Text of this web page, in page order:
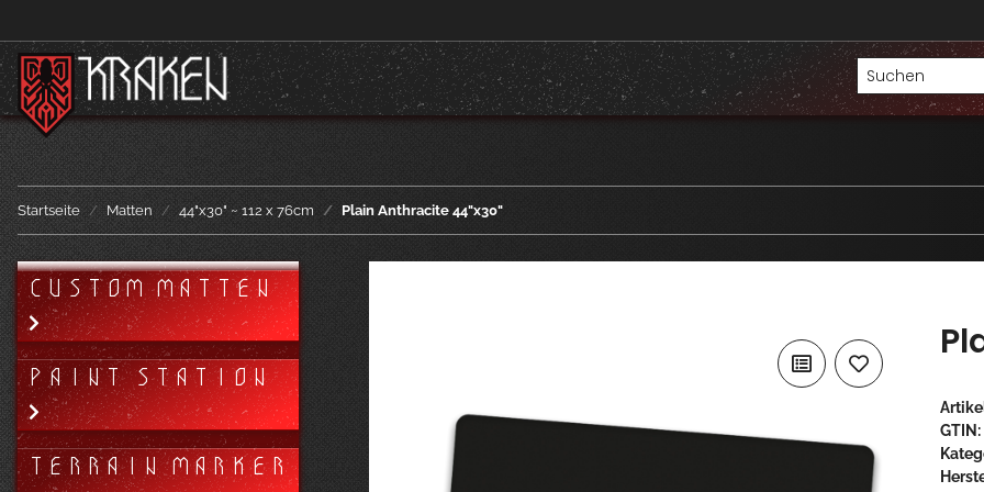
Startseite Matten 44"x30" ~ 112 x 76cm Plain Anthracite 44"x30"
GTIN:
CUSTOM MATTEN
PAINT STATION
TERRAIN MARKER